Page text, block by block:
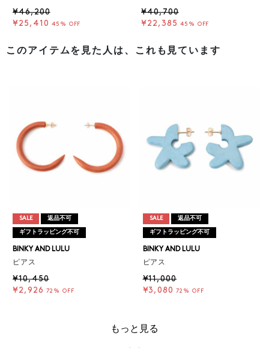
¥46,200
¥25,410 45% OFF
¥40,700
¥22,385 45% OFF
このアイテムを見た人は、これも見ています
SALE 返品不可
ギフトラッピング不可
BINKY AND LULU
ピアス
¥10,450
¥2,926 72% OFF
SALE 返品不可
ギフトラッピング不可
BINKY AND LULU
ピアス
¥11,000
¥3,080 72% OFF
もっと見る